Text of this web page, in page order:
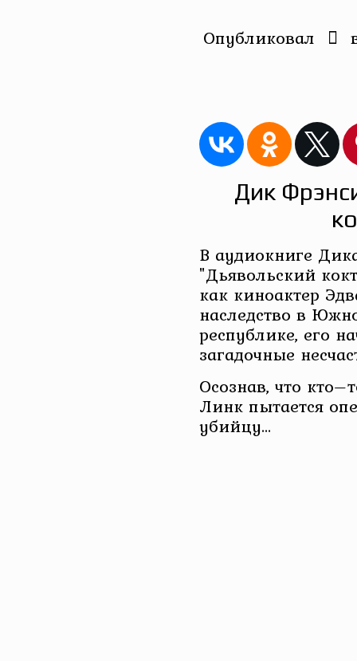
Опубликовал
Дик
В аудиокниге
"Дьявольский
как киноактер
наследство в
республике, его
загадочные
Осознав, что
Линк пытается
убийцу…